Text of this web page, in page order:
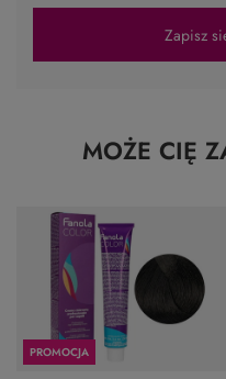
Zapisz
MOŻE CIĘ
PROMOCJA